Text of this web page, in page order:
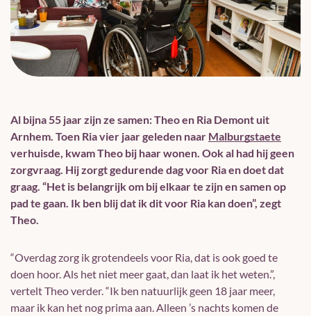
Al bijna 55 jaar zijn ze samen: Theo en Ria Demont uit
Arnhem. Toen Ria vier jaar geleden naar Malburgstaete
verhuisde, kwam Theo bij haar wonen. Ook al had hij geen
zorgvraag. Hij zorgt gedurende dag voor Ria en doet dat
graag. “Het is belangrijk om bij elkaar te zijn en samen op
pad te gaan. Ik ben blij dat ik dit voor Ria kan doen”, zegt
Theo.
“Overdag zorg ik grotendeels voor Ria, dat is ook goed te
doen hoor. Als het niet meer gaat, dan laat ik het weten.”,
vertelt Theo verder. “Ik ben natuurlijk geen 18 jaar meer,
maar ik kan het nog prima aan. Alleen ’s nachts komen de